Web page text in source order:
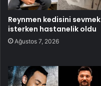
Reynmen kedisini sevmek
isterken hastanelik oldu
Ağustos 7, 2026